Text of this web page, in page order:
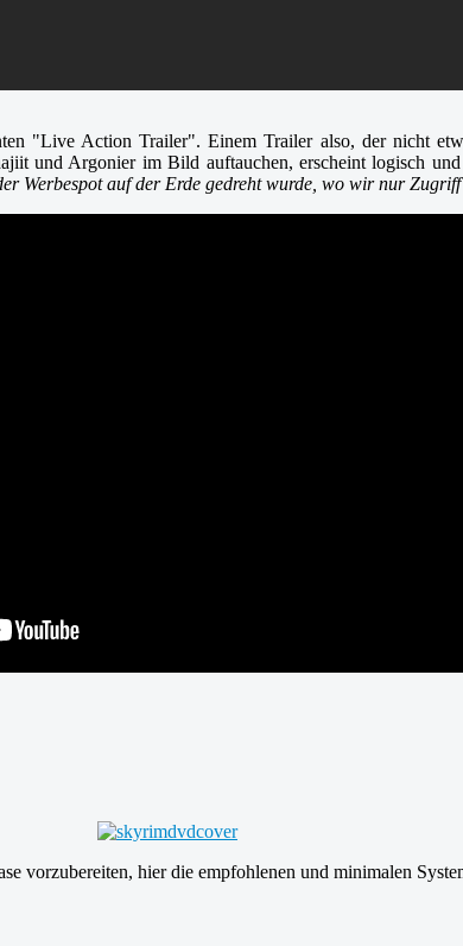
"Live Action Trailer". Einem Trailer also, der nicht
und Argonier im Bild auftauchen, erscheint logisch
Werbespot auf der Erde gedreht wurde, wo wir nur
vorzubereiten, hier die empfohlenen und minimalen